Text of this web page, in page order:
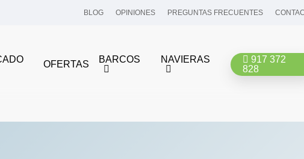
BLOG OPINIONES PREGUNTAS FRECUENTES
OFERTAS BARCOS NAVIERAS
917 372
828